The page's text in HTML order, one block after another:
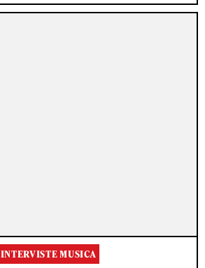
INTERVISTE MUSICA